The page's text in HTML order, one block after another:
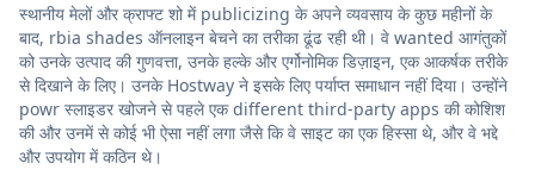
स्थानीय मेलों और क्राफ्ट शो में publicizing के अपने व्यवसाय के कुछ महीनों के
बाद, rbia shades ऑनलाइन बेचने का तरीका ढूंढ रही थी। वे wanted आगंतुकों
को उनके उत्पाद की गुणवत्ता, उनके हल्के और एर्गोनोमिक डिज़ाइन, एक आकर्षक तरीके
से दिखाने के लिए। उनके Hostway ने इसके लिए पर्याप्त समाधान नहीं दिया। उन्होंने
powr स्लाइडर खोजने से पहले एक different third-party apps की कोशिश
की और उनमें से कोई भी ऐसा नहीं लगा जैसे कि वे साइट का एक हिस्सा थे, और वे भद्दे
और उपयोग में कठिन थे।